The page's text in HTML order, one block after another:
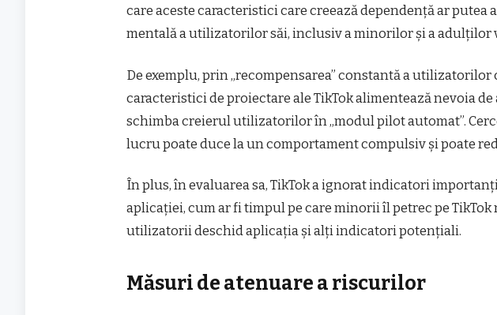
care aceste caracteristici care creează dependenţă ar putea
mentală a utilizatorilor săi, inclusiv a minorilor şi a adulţilor
De exemplu, prin „recompensarea” constantă a
caracteristici de proiectare ale TikTok alimentează nevoia de
schimba creierul utilizatorilor în „modul pilot automat”.
lucru poate duce la un comportament compulsiv şi poate
În plus, în evaluarea sa, TikTok a ignorat indicatori
aplicaţiei, cum ar fi timpul pe care minorii îl petrec pe TikTok
utilizatorii deschid aplicaţia şi alţi indicatori potenţiali.
Măsuri de atenuare a riscurilor